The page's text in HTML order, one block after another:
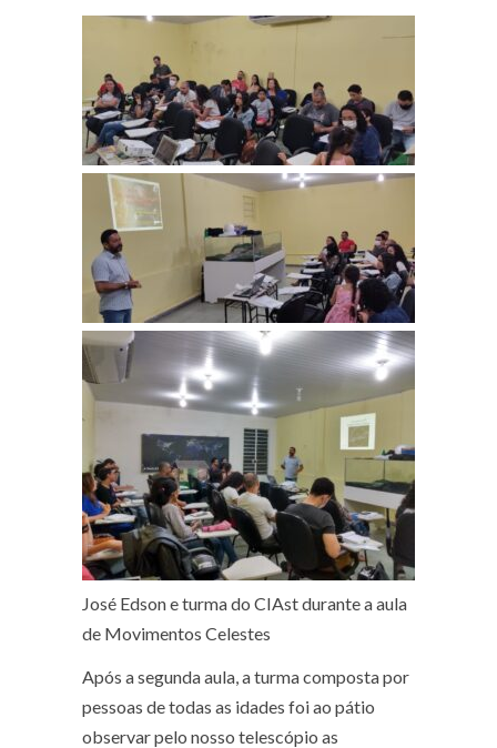
José Edson e turma do CIAst durante a aula
de Movimentos Celestes
Após a segunda aula, a turma composta por
pessoas de todas as idades foi ao pátio
observar pelo nosso telescópio as